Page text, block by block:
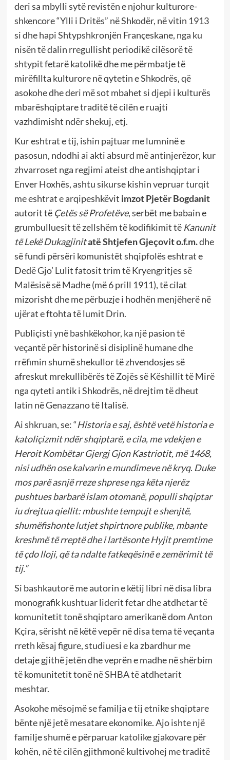
deri sa mbylli sytë revistën e njohur kulturore-
shkencore “Ylli i Dritës” në Shkodër, në vitin 1913
si dhe hapi Shtypshkronjën Françeskane, nga ku
nisën të dalin rregullisht periodikë cilësorë të
shtypit fetarë katolikë dhe me përmbatje të
mirëfillta kulturore në qytetin e Shkodrës, që
asokohe dhe deri më sot mbahet si djepi i kulturës
mbarëshqiptare traditë të cilën e ruajti
vazhdimisht ndër shekuj, etj.
Kur eshtrat e tij, ishin pajtuar me lumninë e
pasosun, ndodhi ai akti absurd më antinjerëzor, kur
zhvarroset nga regjimi ateist dhe antishqiptar i
Enver Hoxhës, ashtu sikurse kishin vepruar turqit
me eshtrat e arqipeshkëvit imzot Pjetër Bogdanit
autorit të Çetës së Profetëve, serbët me babain e
grumbulluesit të zellshëm të kodifikimit të Kanunit
të Lekë Dukagjinitatë Shtjefen Gjeçovit o.f.m.dhe
së fundi përsëri komunistët shqipfolës eshtrat e
Dedë Gjo’ Lulit fatosit trim të Kryengritjes së
Malësisë së Madhe (më 6 prill 1911), të cilat
mizorisht dhe me përbuzje i hodhën menjëherë në
ujërat e ftohta të lumit Drin.
Publiçisti ynë bashkëkohor, ka një pasion të
veçantë për historinë si disiplinë humane dhe
rrëfimin shumë shekullor të zhvendosjes së
afreskut mrekullibërës të Zojës së Këshillit të Mirë
nga qyteti antik i Shkodrës, në drejtim të dheut
latin në Genazzano të Italisë.
Ai shkruan, se: “Historia e saj, është vetë historia e
katoliçizmit ndër shqiptarë, e cila, me vdekjen e
Heroit Kombëtar Gjergj Gjon Kastriotit, më 1468,
nisi udhën ose kalvarin e mundimeve në kryq. Duke
mos parë asnjë rreze shprese nga këta njerëz
pushtues barbarë islam otomanë, populli shqiptar
iu drejtua qiellit: mbushte tempujt e shenjtë,
shumëfishonte lutjet shpirtnore publike, mbante
kreshmë të rreptë dhe i lartësonte Hyjit premtime
të çdo lloji, që ta ndalte fatkeqësinë e zemërimit të
tij.”
Si bashkautorë me autorin e këtij libri në disa libra
monografik kushtuar liderit fetar dhe atdhetar të
komunitetit tonë shqiptaro amerikanë dom Anton
Kçira, sërisht në këtë vepër në disa tema të veçanta
rreth kësaj figure, studiuesi e ka zbardhur me
detaje gjithë jetën dhe veprën e madhe në shërbim
të komunitetit tonë në SHBA të atdhetarit
meshtar.
Asokohe mësojmë se familja e tij etnike shqiptare
bënte një jetë mesatare ekonomike. Ajo ishte një
familje shumë e përparuar katolike gjakovare për
kohën, në të cilën gjithmonë kultivohej me traditë